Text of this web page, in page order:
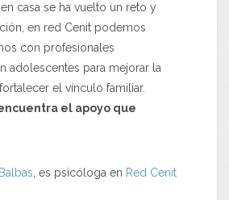
casa se ha vuelto un reto y
en red Cenit podemos
con profesionales
adolescentes para mejorar la
el vínculo familiar.
el apoyo que
, es psicóloga en Red Cenit